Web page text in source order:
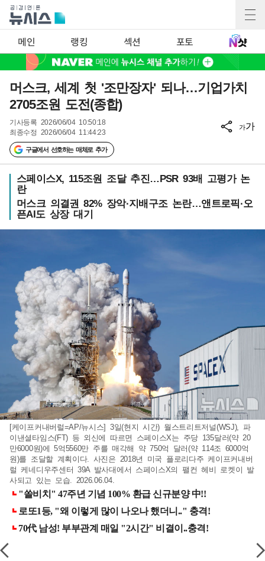
메인 랭킹 섹션 포토
머스크, 세계 첫 '조만장자' 되나…기업가치
2705조원 도전(종합)
기사등록 2026/06/04 10:50:18
최종수정 2026/06/04 11:44:23
구글에서 선호하는 매체로 추가
가가
스페이스X, 115조원 조달 추진…PSR 93배 고평가 논
란
머스크 의결권 82% 장악·지배구조 논란…앤트로픽·오
픈AI도 상장 대기
[케이프커내버럴=AP/뉴시스] 3일(현지 시간) 월스트리트저널(WSJ), 파
이낸셜타임스(FT) 등 외신에 따르면 스페이스X는 주당 135달러(약 20
만6000원)에 5억5560만 주를 매각해 약 750억 달러(약 114조 6000억
원)를 조달할 계획이다. 사진은 2018년 미국 플로리다주 케이프커내버
럴 케네디우주센터 39A 발사대에서 스페이스X의 팰컨 헤비 로켓이 발
사되고 있는 모습. 2026.06.04.